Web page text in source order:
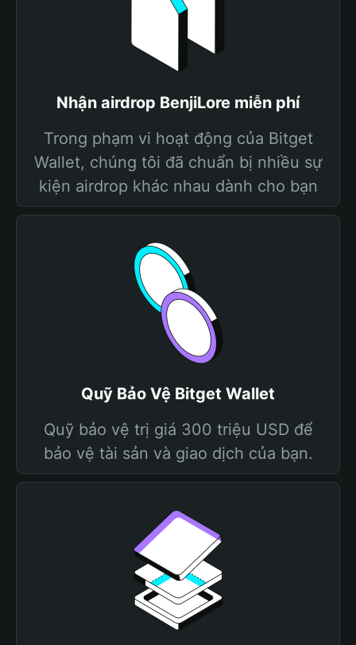
Nhận airdrop BenjiLore miễn phí
Trong phạm vi hoạt động của Bitget
Wallet, chúng tôi đã chuẩn bị nhiều sự
kiện airdrop khác nhau dành cho bạn
Quỹ Bảo Vệ Bitget Wallet
Quỹ bảo vệ trị giá 300 triệu USD để
bảo vệ tài sản và giao dịch của bạn.